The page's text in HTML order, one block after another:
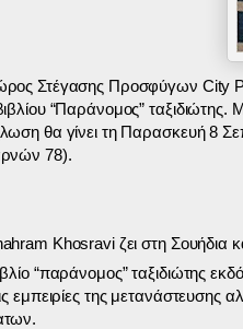
Στέγασης Προσφύγων City
“Παράνομος”
θα γίνει τη Παρασκευή 8
78).
Khosravi ζει στη Σουήδια
“παράνομος” ταξιδιώτης
εμπειρίες της